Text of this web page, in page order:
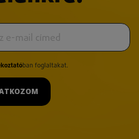
ban foglaltakat.